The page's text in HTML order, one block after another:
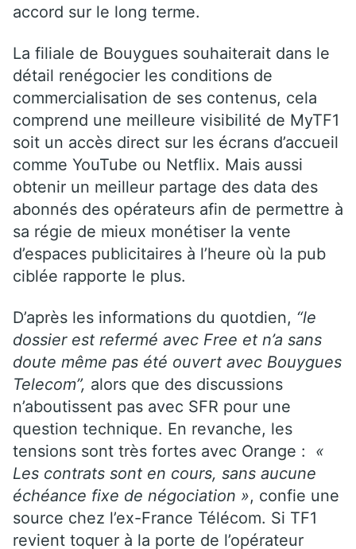
accord sur le long terme.
La filiale de Bouygues souhaiterait dans le
détail renégocier les conditions de
commercialisation de ses contenus, cela
comprend une meilleure visibilité de MyTF1
soit un accès direct sur les écrans d’accueil
comme YouTube ou Netflix. Mais aussi
obtenir un meilleur partage des data des
abonnés des opérateurs afin de permettre à
sa régie de mieux monétiser la vente
d’espaces publicitaires à l’heure où la pub
ciblée rapporte le plus.
D’après les informations du quotdien, “le
dossier est refermé avec Free et n’a sans
doute même pas été ouvert avec Bouygues
Telecom”, alors que des discussions
n’aboutissent pas avec SFR pour une
question technique. En revanche, les
tensions sont très fortes avec Orange : «
Les contrats sont en cours, sans aucune
échéance fixe de négociation », confie une
source chez l’ex-France Télécom. Si TF1
revient toquer à la porte de l’opérateur